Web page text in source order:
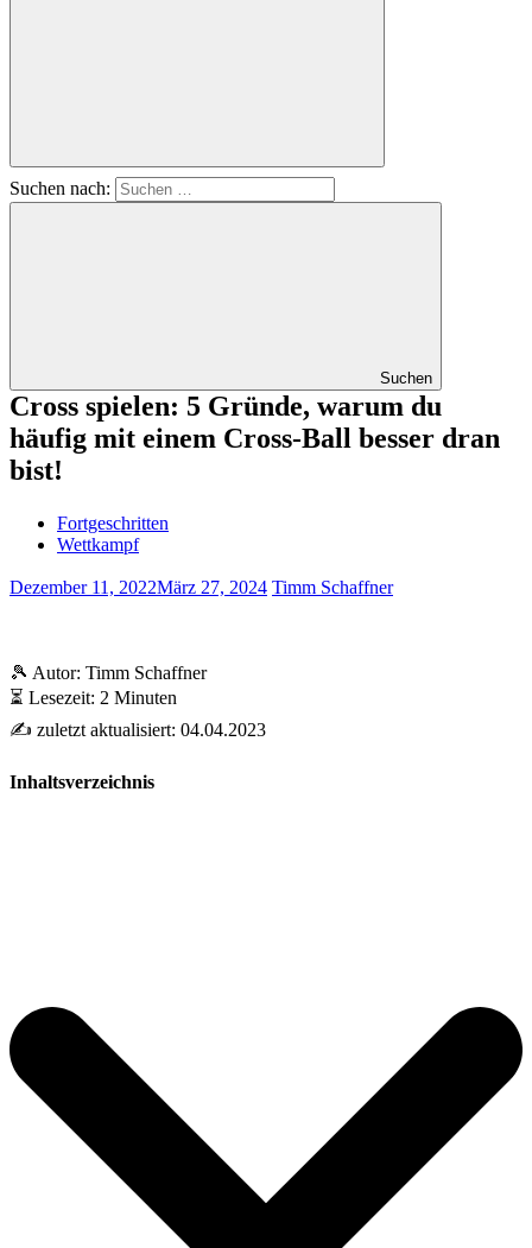
Suchen nach:
Suchen
Cross spielen: 5 Gründe, warum du
häufig mit einem Cross-Ball besser dran
bist!
Fortgeschritten
Wettkampf
Dezember 11, 2022März 27, 2024 Timm Schaffner
🎾 Autor: Timm Schaffner
⏳ Lesezeit: 2 Minuten
✍️ zuletzt aktualisiert: 04.04.2023
Inhaltsverzeichnis